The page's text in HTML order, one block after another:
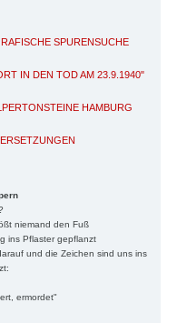
SPURENSUCHE
IN DEN TOD AM 23.9.1940"
HAMBURG
niemand den Fuß
ins Pflaster gepflanzt
und die Zeichen sind uns ins
ermordet"